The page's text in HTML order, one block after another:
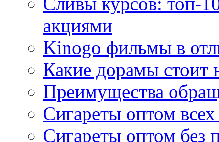
акциями
Kinogo фильмы в
Какие дорамы стоит
Преимущества
Сигареты оптом
Сигареты оптом без